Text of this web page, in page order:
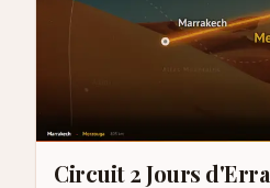
Circuit 2 Jours